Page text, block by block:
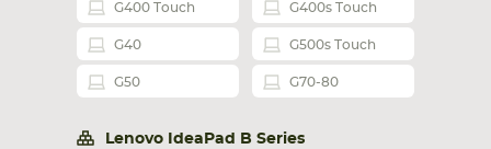
G400 Touch G400s Touch
G40 G500s Touch
G50 G70-80
Lenovo IdeaPad B Series